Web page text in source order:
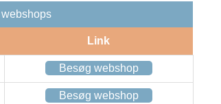
Link
Besøg webshop
Besøg webshop